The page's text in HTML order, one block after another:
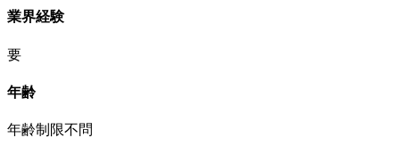
業界経験
要
年齢
年齢制限不問